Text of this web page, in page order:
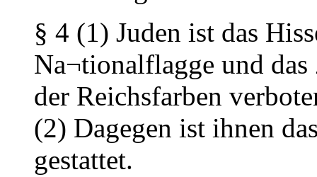
§ 4 (1) Juden ist das
Na¬tionalflagge und das
der Reichsfarben
(2) Dagegen ist ihnen
gestattet.